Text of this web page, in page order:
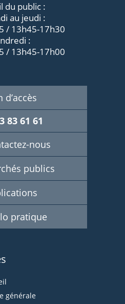
du public :
au jeudi :
/ 13h45-17h30
:
/ 13h45-17h00
d’accès
83 61 61
nous
publics
pratique
générale